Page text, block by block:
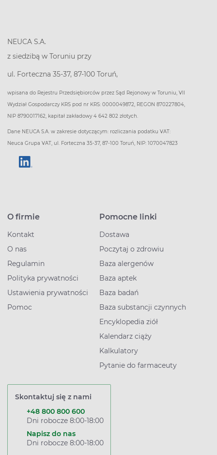
NEUCA S.A.
z siedzibą w Toruniu przy
ul. Forteczna 35-37, 87-100 Toruń,
wpisana do Rejestru Przedsiębiorców przez Sąd Rejonowy w Toruniu, VII
Wydział Gospodarczy KRS pod nr KRS: 0000049872, REGON 870227804,
NIP 8790017162, kapitał zakładowy 4 642 802 złotych.
Dane NEUCA S.A. w zakresie dotyczącym: rozliczania podatku VAT:
Neuca Grupa VAT, ul. Forteczna 35-37, 87-100 Toruń, NIP: 1070047823
O firmie
Kontakt
O nas
Regulamin
Polityka prywatności
Ustawienia prywatności
Pomoc
Pomocne linki
Dostawa
Poczytaj o zdrowiu
Baza alergenów
Baza aptek
Baza badań
Baza substancji czynnych
Encyklopedia ziół
Kalendarz ciąży
Kalkulatory
Pytanie do farmaceuty
Skontaktuj się z nami
+48 800 800 600
Dni robocze 8:00-18:00
Napisz do nas
Dni robocze 8:00-18:00